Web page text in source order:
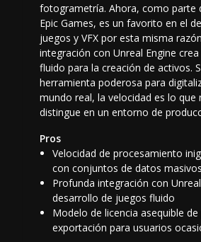
fotogrametría. Ahora, como parte
Epic Games, es un favorito en el
juegos y VFX por esta misma
integración con Unreal Engine
fluido para la creación de activos.
herramienta poderosa para
mundo real, la velocidad es lo que
distingue en un entorno de
Pros
Velocidad de procesamiento
con conjuntos de datos masivos
Profunda integración con
desarrollo de juegos fluido
Modelo de licencia asequible
exportación para usuarios